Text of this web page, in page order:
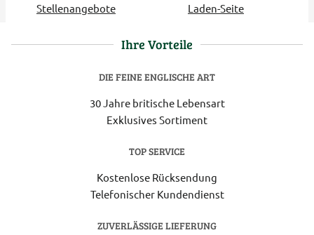
Stellenangebote
Laden-Seite
Ihre Vorteile
DIE FEINE ENGLISCHE ART
30 Jahre britische Lebensart
Exklusives Sortiment
TOP SERVICE
Kostenlose Rücksendung
Telefonischer Kundendienst
ZUVERLÄSSIGE LIEFERUNG